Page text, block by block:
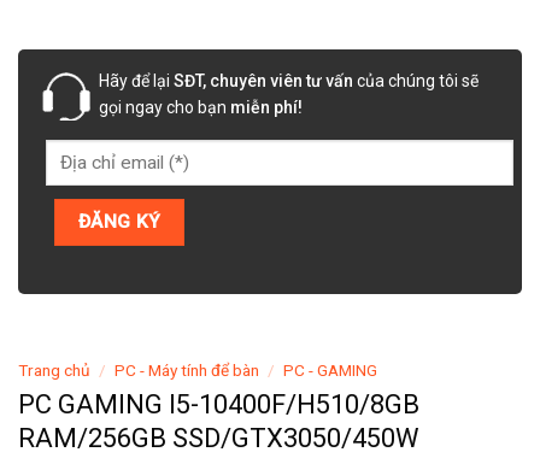
Hãy để lại SĐT, chuyên viên tư vấn của chúng tôi sẽ
gọi ngay cho bạn miễn phí!
Trang chủ / PC - Máy tính để bàn / PC - GAMING
PC GAMING I5-10400F/H510/8GB
RAM/256GB SSD/GTX3050/450W